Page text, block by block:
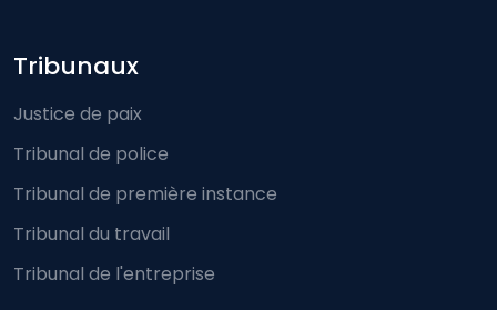
Footer-menu
Tribunaux
Justice de paix
Tribunal de police
Tribunal de première instance
Tribunal du travail
Tribunal de l'entreprise